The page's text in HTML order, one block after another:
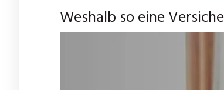
Weshalb so eine